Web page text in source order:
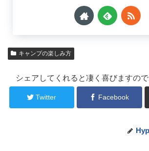
キャンプの楽しみ方
シェアしてくれると凄く喜びますので
Twitter Facebook